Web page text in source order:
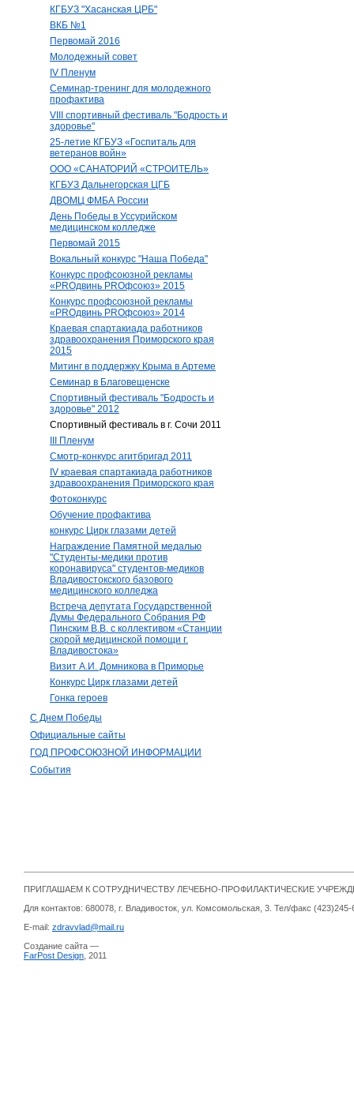
КГБУЗ "Хасанская ЦРБ"
ВКБ №1
Первомай 2016
Молодежный совет
IV Пленум
Семинар-тренинг для молодежного
профактива
VIII спортивный фестиваль "Бодрость и
здоровье"
25-летие КГБУЗ «Госпиталь для
ветеранов войн»
ООО «САНАТОРИЙ «СТРОИТЕЛЬ»
КГБУЗ Дальнегорская ЦГБ
ДВОМЦ ФМБА России
День Победы в Уссурийском
медицинском колледже
Первомай 2015
Вокальный конкурс "Наша Победа"
Конкурс профсоюзной рекламы
«PROдвинь РRОфсоюз» 2015
Конкурс профсоюзной рекламы
«PROдвинь РRОфсоюз» 2014
Краевая спартакиада работников
здравоохранения Приморского края
2015
Митинг в поддержку Крыма в Артеме
Семинар в Благовещенске
Спортивный фестиваль "Бодрость и
здоровье" 2012
Спортивный фестиваль в г. Сочи 2011
III Пленум
Смотр-конкурс агитбригад 2011
IV краевая спартакиада работников
здравоохранения Приморского края
Фотоконкурс
Обучение профактива
конкурс Цирк глазами детей
Награждение Памятной медалью
"Студенты-медики против
коронавируса" студентов-медиков
Владивостокского базового
медицинского колледжа
Встреча депутата Государственной
Думы Федерального Собрания РФ
Пинским В.В. с коллективом «Станции
скорой медицинской помощи г.
Владивостока»
Визит А.И. Домникова в Приморье
Конкурс Цирк глазами детей
Гонка героев
С Днем Победы
Официальные сайты
ГОД ПРОФСОЮЗНОЙ ИНФОРМАЦИИ
События
ПРИГЛАШАЕМ К СОТРУДНИЧЕСТВУ ЛЕЧЕБНО-ПРОФИЛАКТИЧЕСКИЕ
Для контактов: 680078, г. Владивосток, ул. Комсомольская, 3. Тел/факс
E-mail: zdravvlad@mail.ru
Создание сайта —
FarPost Design , 2011